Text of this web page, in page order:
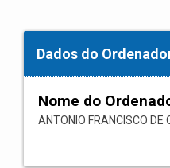
Dados do
Nome do
ANTONIO FRANCISCO DE